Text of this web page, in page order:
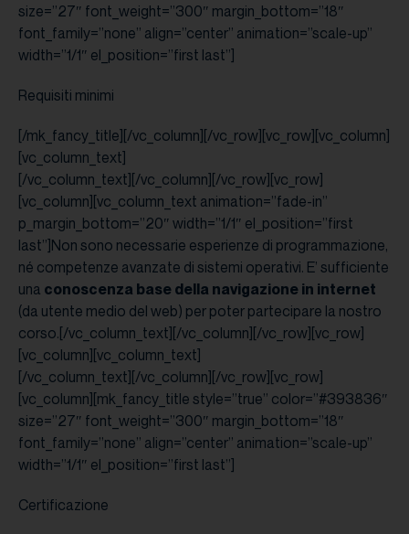
size=”27″ font_weight=”300″ margin_bottom=”18″
font_family=”none” align=”center” animation=”scale-up”
width=”1/1″ el_position=”first last”]
Requisiti minimi
[/mk_fancy_title][/vc_column][/vc_row][vc_row][vc_column]
[vc_column_text]
[/vc_column_text][/vc_column][/vc_row][vc_row]
[vc_column][vc_column_text animation=”fade-in”
p_margin_bottom=”20″ width=”1/1″ el_position=”first
last”]Non sono necessarie esperienze di programmazione,
né competenze avanzate di sistemi operativi. E’ sufficiente
una conoscenza base della navigazione in internet
(da utente medio del web) per poter partecipare la nostro
corso.[/vc_column_text][/vc_column][/vc_row][vc_row]
[vc_column][vc_column_text]
[/vc_column_text][/vc_column][/vc_row][vc_row]
[vc_column][mk_fancy_title style=”true” color=”#393836″
size=”27″ font_weight=”300″ margin_bottom=”18″
font_family=”none” align=”center” animation=”scale-up”
width=”1/1″ el_position=”first last”]
Certificazione